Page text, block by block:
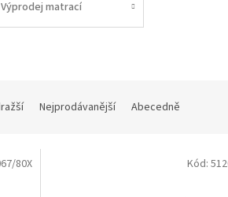
Výprodej matrací
Nejprodávanější Abecedně
80X Kód: